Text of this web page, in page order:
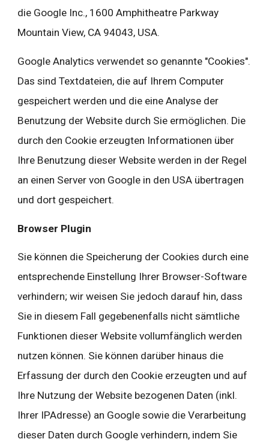
die Google Inc., 1600 Amphitheatre Parkway
Mountain View, CA 94043, USA.
Google Analytics verwendet so genannte "Cookies".
Das sind Textdateien, die auf Ihrem Computer
gespeichert werden und die eine Analyse der
Benutzung der Website durch Sie ermöglichen. Die
durch den Cookie erzeugten Informationen über
Ihre Benutzung dieser Website werden in der Regel
an einen Server von Google in den USA übertragen
und dort gespeichert.
Browser Plugin
Sie können die Speicherung der Cookies durch eine
entsprechende Einstellung Ihrer Browser-Software
verhindern; wir weisen Sie jedoch darauf hin, dass
Sie in diesem Fall gegebenenfalls nicht sämtliche
Funktionen dieser Website vollumfänglich werden
nutzen können. Sie können darüber hinaus die
Erfassung der durch den Cookie erzeugten und auf
Ihre Nutzung der Website bezogenen Daten (inkl.
Ihrer IPAdresse) an Google sowie die Verarbeitung
dieser Daten durch Google verhindern, indem Sie